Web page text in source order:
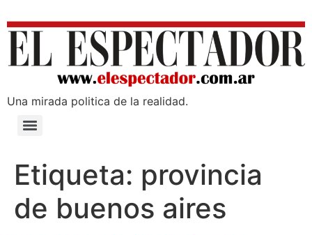
Una mirada poli­tica de la realidad.
Etiqueta: provincia
de buenos aires